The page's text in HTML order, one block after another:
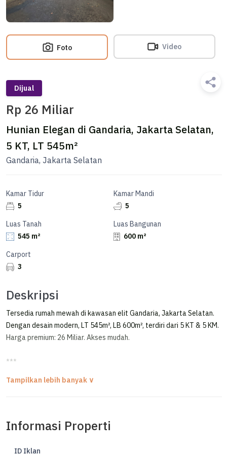
Foto Video
Dijual
Rp 26 Miliar
Hunian Elegan di Gandaria, Jakarta Selatan,
5 KT, LT 545m²
Gandaria, Jakarta Selatan
Kamar Tidur
5
Kamar Mandi
5
Luas Tanah
545 m²
Luas Bangunan
600 m²
Carport
3
Deskripsi
Tersedia rumah mewah di kawasan elit Gandaria, Jakarta Selatan.
Dengan desain modern, LT 545m², LB 600m², terdiri dari 5 KT & 5 KM.
Harga premium: 26 Miliar. Akses mudah.
***
DALAM KOMPLEKS, LOKASI STRATEGIS
Luas Tanah 545 m²
Informasi Properti
ID Iklan